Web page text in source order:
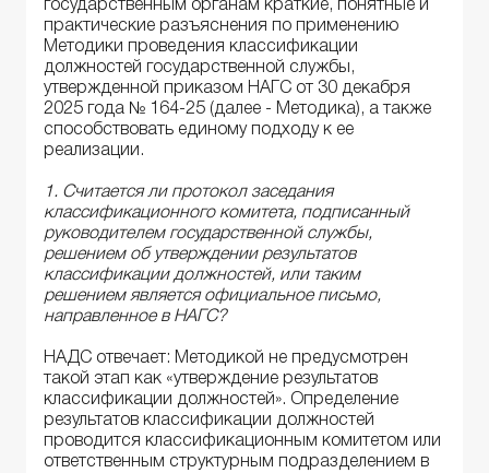
государственным органам краткие, понятные и
практические разъяснения по применению
Методики проведения классификации
должностей государственной службы,
утвержденной приказом НАГС от 30 декабря
2025 года № 164-25 (далее - Методика), а также
способствовать единому подходу к ее
реализации.
1. Считается ли протокол заседания
классификационного комитета, подписанный
руководителем государственной службы,
решением об утверждении результатов
классификации должностей, или таким
решением является официальное письмо,
направленное в НАГС?
НАДС отвечает: Методикой не предусмотрен
такой этап как «утверждение результатов
классификации должностей». Определение
результатов классификации должностей
проводится классификационным комитетом или
ответственным структурным подразделением в